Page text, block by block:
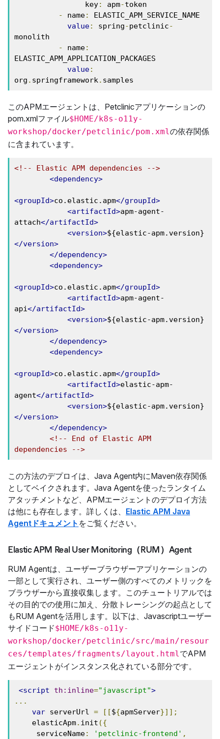
                key
: apm-token
-
name:
ELASTIC_APM_SERVICE_NAME
value: spring-petclinic-
monolith
-
name:
ELASTIC_APM_APPLICATION_PACKAGES
value:
org . springframework. samples
このAPMエージェントは、Petclinicアプリケーションの
pom.xmlファイル$HOME/k8s-o11y-
workshop/docker/petclinic/pom.xml の依存関係
に含まれています。
<!-- Elastic APM dependencies -->
<dependency>
<groupId>co.elastic.apm</groupId>
<artifactId>apm-agent-
attach</artifactId>
<version>${elastic-apm.version}
</version>
</dependency>
<dependency>
<groupId>co.elastic.apm</groupId>
<artifactId>apm-agent-
api</artifactId>
<version>${elastic-apm.version}
</version>
</dependency>
<dependency>
<groupId>co.elastic.apm</groupId>
<artifactId>elastic-apm-
agent</artifactId>
<version>${elastic-apm.version}
</version>
</dependency>
<!-- End of Elastic APM
dependencies -->
この方法のデプロイは、Java Agent内にMaven依存関係
としてベイクされます。Java Agentを使ったランタイム
アタッチメントなど、APMエージェントのデプロイ方法
は他にも存在します。詳しくは、 Elastic APM Java
Agentドキュメント をご覧ください。
Elastic APM Real User Monitoring（RUM）Agent
RUM Agentは、ユーザーブラウザーアプリケーションの
一部として実行され、ユーザー側のすべてのメトリックを
ブラウザーから直接収集します。このチュートリアルでは
その目的での使用に加え、分散トレーシングの起点として
もRUM Agentを活用します。以下は、Javascriptユーザー
サイドコード$HOME/k8s-o11y-
workshop/docker/petclinic/src/main/resour
ces/templates/fragments/layout.html でAPM
エージェントがインスタンス化されている部分です。
<script th:inline="javascript">
...
var serverUrl = [[${apmServer}]];
    elasticApm
. init ({
     serviceName
: 'petclinic-frontend' ,